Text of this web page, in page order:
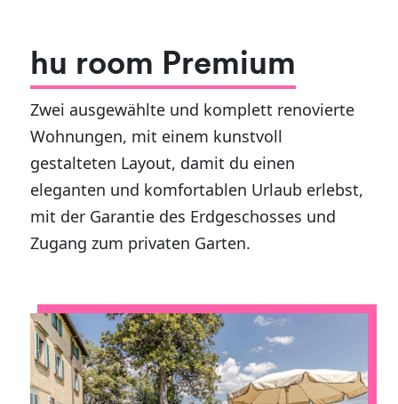
hu room Premium
Zwei ausgewählte und komplett renovierte
Wohnungen, mit einem kunstvoll
gestalteten Layout, damit du einen
eleganten und komfortablen Urlaub erlebst,
mit der Garantie des Erdgeschosses und
Zugang zum privaten Garten.